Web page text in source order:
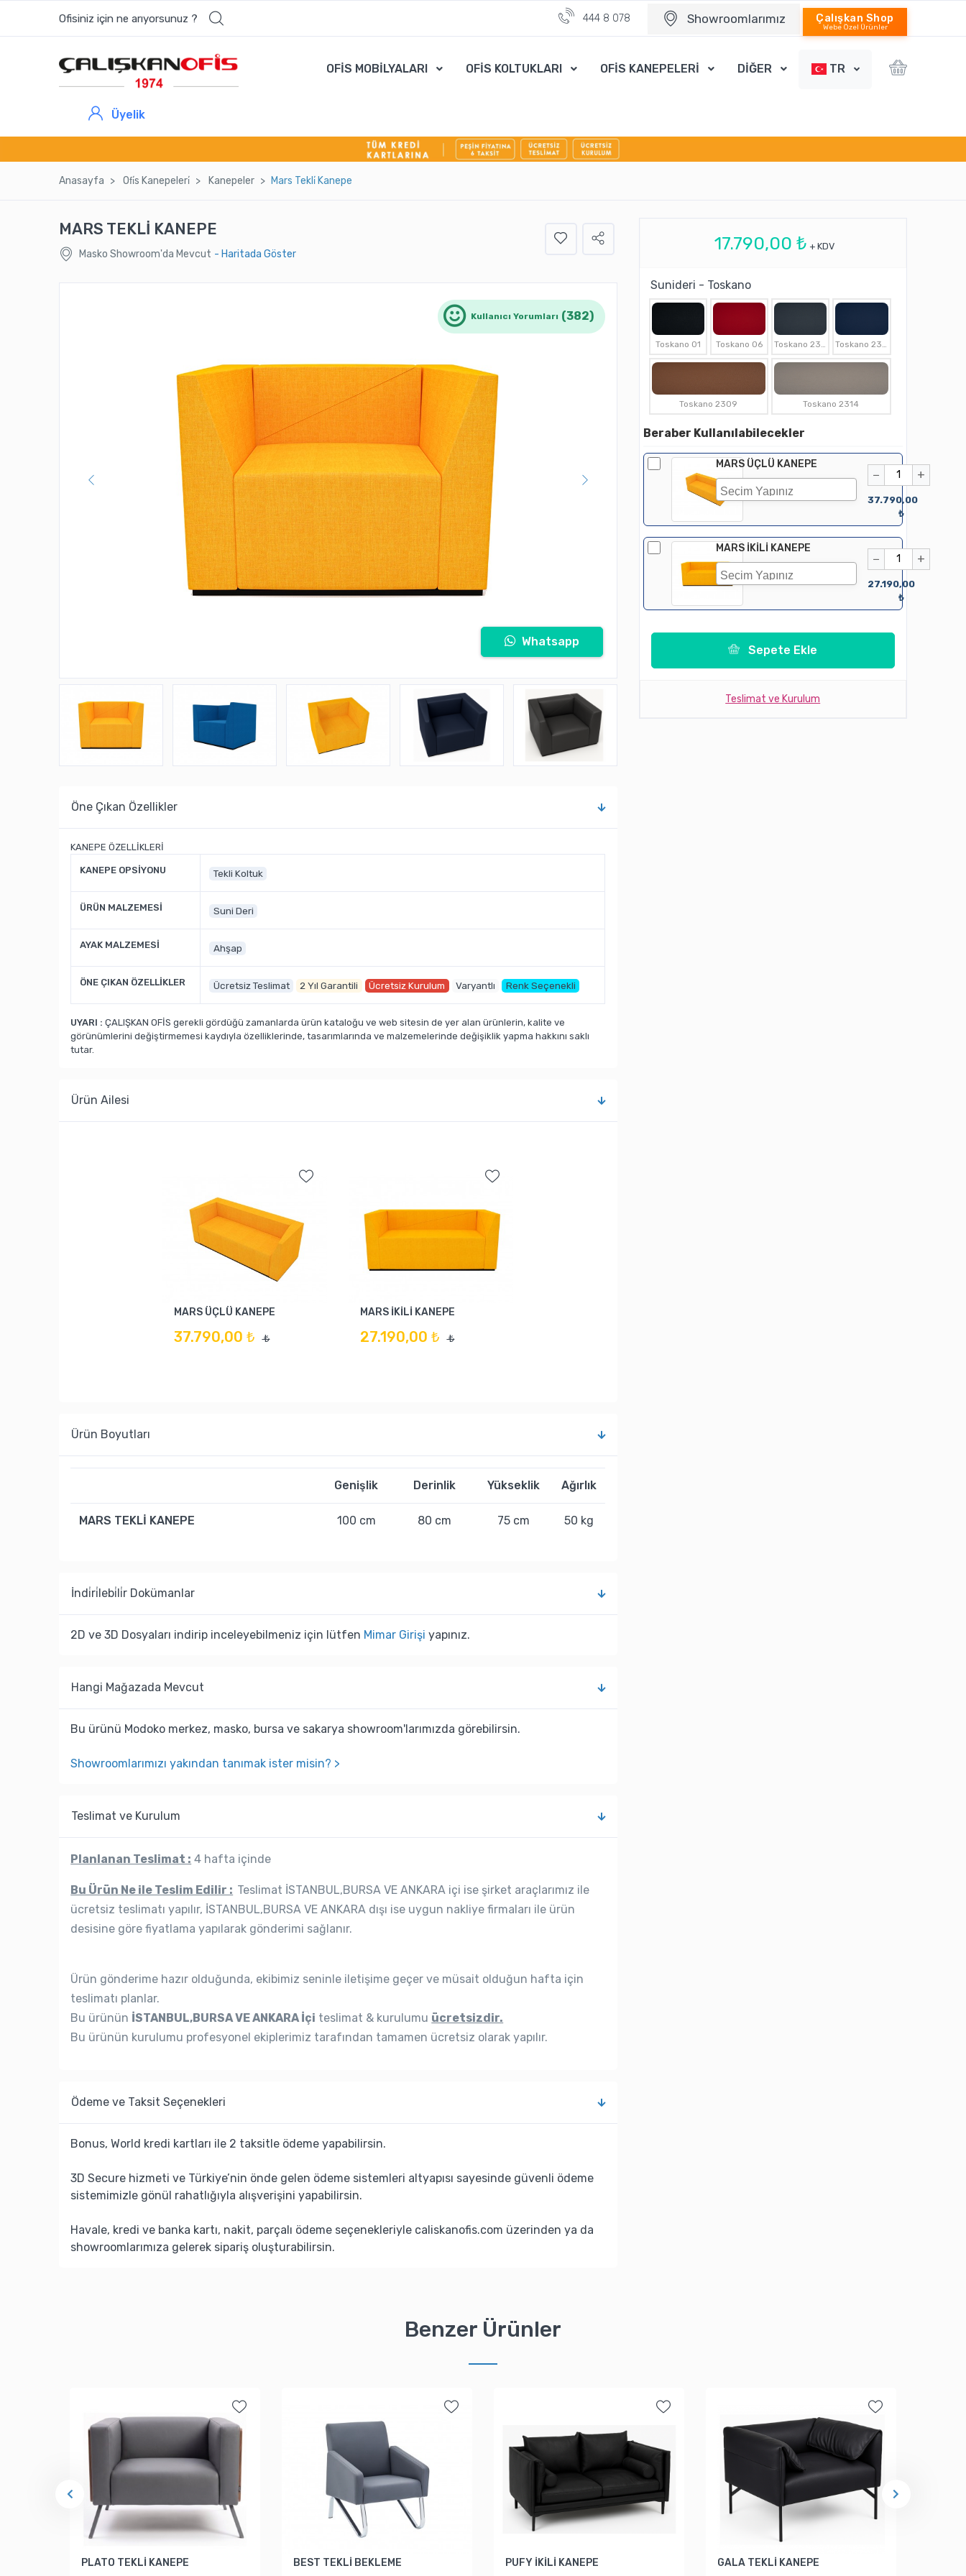
Ofisiniz için ne arıyorsunuz ? 444 8 078 Showroomlarımız Çalışkan Shop
Webe Özel Ürünler
OFİS MOBİLYALARI OFİS KOLTUKLARI OFİS KANEPELERİ DİĞER TR
Üyelik
Anasayfa Ofi̇s Kanepeleri̇ Kanepeler Mars Tekli̇ Kanepe
MARS TEKLİ KANEPE
Masko Showroom'da Mevcut - Haritada Göster
Kullanıcı Yorumları (382)
Whatsapp
Öne Çıkan Özellikler
KANEPE ÖZELLİKLERİ
KANEPE OPSİYONU Tekli Koltuk
ÜRÜN MALZEMESİ Suni Deri
AYAK MALZEMESİ Ahşap
ÖNE ÇIKAN ÖZELLİKLER Ücretsiz Teslimat 2 Yıl Garantili Ücretsiz Kurulum Varyantlı Renk Seçenekli
UYARI : ÇALIŞKAN OFİS gerekli gördüğü zamanlarda ürün kataloğu ve web sitesin de yer alan ürünlerin, kalite ve
görünümlerini değiştirmemesi kaydıyla özelliklerinde, tasarımlarında ve malzemelerinde değişiklik yapma hakkını saklı
tutar.
Ürün Ailesi
MARS ÜÇLÜ KANEPE
37.790,00 ₺ ₺
MARS İKİLİ KANEPE
27.190,00 ₺ ₺
Ürün Boyutları
Genişlik Derinlik Yükseklik Ağırlık
MARS TEKLİ KANEPE 100 cm 80 cm 75 cm 50 kg
İndi̇ri̇lebi̇li̇r Dokümanlar
2D ve 3D Dosyaları indirip inceleyebilmeniz için lütfen Mimar Girişi yapınız.
Hangi Mağazada Mevcut
Bu ürünü Modoko merkez, masko, bursa ve sakarya showroom'larımızda görebilirsin.
Showroomlarımızı yakından tanımak ister misin? >
Teslimat ve Kurulum
Planlanan Teslimat : 4 hafta içinde
Bu Ürün Ne ile Teslim Edilir : Teslimat İSTANBUL,BURSA VE ANKARA içi ise şirket araçlarımız ile
ücretsiz teslimatı yapılır, İSTANBUL,BURSA VE ANKARA dışı ise uygun nakliye firmaları ile ürün
desisine göre fiyatlama yapılarak gönderimi sağlanır.
Ürün gönderime hazır olduğunda, ekibimiz seninle iletişime geçer ve müsait olduğun hafta için
teslimatı planlar.
Bu ürünün İSTANBUL,BURSA VE ANKARA İçi teslimat & kurulumu ücretsizdir.
Bu ürünün kurulumu profesyonel ekiplerimiz tarafından tamamen ücretsiz olarak yapılır.
Ödeme ve Taksit Seçenekleri
Bonus, World kredi kartları ile 2 taksitle ödeme yapabilirsin.
3D Secure hizmeti ve Türkiye’nin önde gelen ödeme sistemleri altyapısı sayesinde güvenli ödeme
sistemimizle gönül rahatlığıyla alışverişini yapabilirsin.
Havale, kredi ve banka kartı, nakit, parçalı ödeme seçenekleriyle caliskanofis.com üzerinden ya da
showroomlarımıza gelerek sipariş oluşturabilirsin.
17.790,00 ₺ + KDV
Sunideri - Toskano
Toskano 01 Toskano 06
Toskano 2309 Toskano 2314
Beraber Kullanılabilecekler
MARS ÜÇLÜ KANEPE
− +
37.790,00
₺
MARS İKİLİ KANEPE
− +
27.190,00
₺
Sepete Ekle
Teslimat ve Kurulum
Benzer Ürünler
PLATO TEKLİ KANEPE BEST TEKLİ BEKLEME PUFY İKİLİ KANEPE GALA TEKLİ KANEPE